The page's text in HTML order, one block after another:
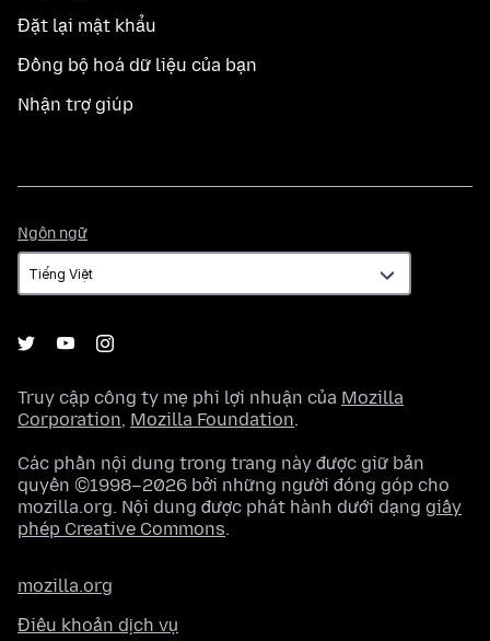
Đặt lại mật khẩu
Đồng bộ hoá dữ liệu của bạn
Nhận trợ giúp
Ngôn ngữ
ngữ
Truy cập công ty mẹ phi lợi nhuận của Mozilla
Corporation, Mozilla Foundation.
Các phần nội dung trong trang này được giữ bản
quyền ©1998–2026 bởi những người đóng góp cho
mozilla.org. Nội dung được phát hành dưới dạng giấy
phép Creative Commons.
mozilla.org
Điều khoản dịch vụ